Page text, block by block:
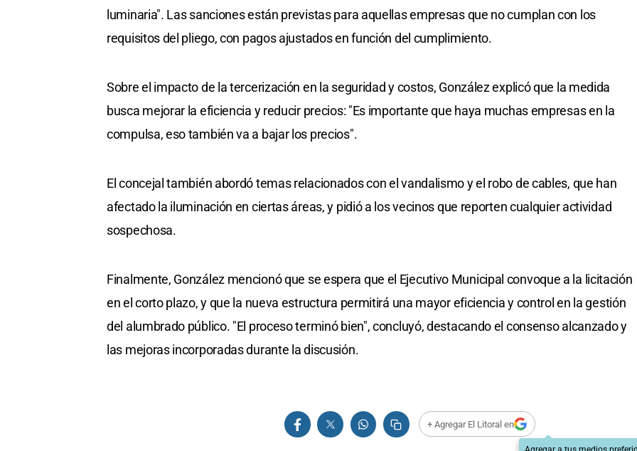
luminaria". Las sanciones están previstas para aquellas empresas que no cumplan con los
requisitos del pliego, con pagos ajustados en función del cumplimiento.
Sobre el impacto de la tercerización en la seguridad y costos, González explicó que la medida
busca mejorar la eficiencia y reducir precios: "Es importante que haya muchas empresas en la
compulsa, eso también va a bajar los precios".
El concejal también abordó temas relacionados con el vandalismo y el robo de cables, que han
afectado la iluminación en ciertas áreas, y pidió a los vecinos que reporten cualquier actividad
sospechosa.
Finalmente, González mencionó que se espera que el Ejecutivo Municipal convoque a la licitación
en el corto plazo, y que la nueva estructura permitirá una mayor eficiencia y control en la gestión
del alumbrado público. "El proceso terminó bien", concluyó, destacando el consenso alcanzado y
las mejoras incorporadas durante la discusión.
+ Agregar El Litoral en